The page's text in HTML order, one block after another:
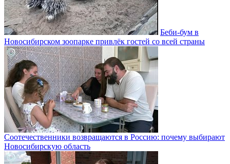
Беби-бум в
Новосибирском зоопарке привлёк гостей со всей страны
Соотечественники возвращаются в Россию: почему выбирают
Новосибирскую область